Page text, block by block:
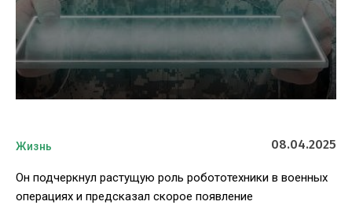
Жизнь 08.04.2025
Он подчеркнул растущую роль робототехники в военных
операциях и предсказал скорое появление